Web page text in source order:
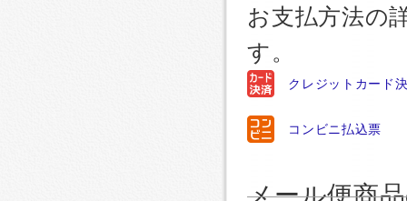
お支払方法の
す。
クレジットカード
コンビニ払込票
メール便商